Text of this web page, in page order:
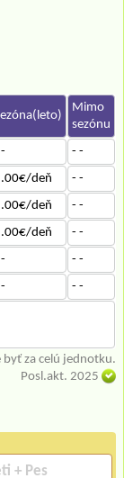
Mimo
sezónu
- -
deň
- -
deň
- -
deň
- -
- -
- -
byť za celú jednotku.
Posl.akt. 2025